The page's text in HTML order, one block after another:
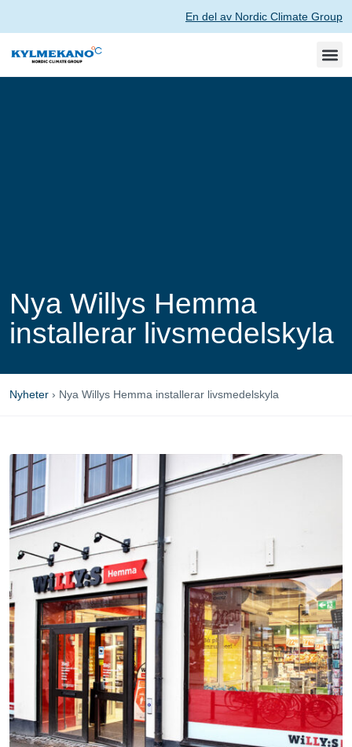
En del av Nordic Climate Group
Nya Willys Hemma
installerar livsmedelskyla
Nyheter › Nya Willys Hemma installerar livsmedelskyla